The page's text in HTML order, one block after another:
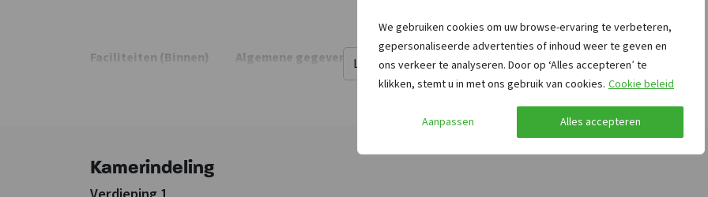
We gebruiken cookies om uw browse-ervaring te verbeteren,
gepersonaliseerde advertenties of inhoud weer te geven en
ons verkeer te analyseren. Door op ‘Alles accepteren’ te
klikken, stemt u in met ons gebruik van cookies. Cookie beleid
Aanpassen Alles accepteren
Speelveld
Faciliteiten (Binnen)
ruimte: 0
Wifi
Algemene gegevens
Exclusief voor 1 groep
Afstanden tot
Bos & Heide : < 1 km
: < 10 km
Sauna: < 0,5 km
Toegankelijkheid
Rolstoelgeschikt
Lees meer
Kamerindeling